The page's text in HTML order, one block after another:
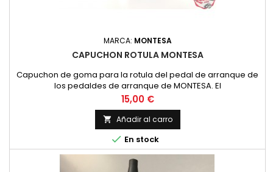
MARCA: MONTESA
CAPUCHON ROTULA MONTESA
Capuchon de goma para la rotula del pedal de arranque de
los pedaldes de arranque de MONTESA. El
Precio
15,00 €
 Añadir al carro
 En stock